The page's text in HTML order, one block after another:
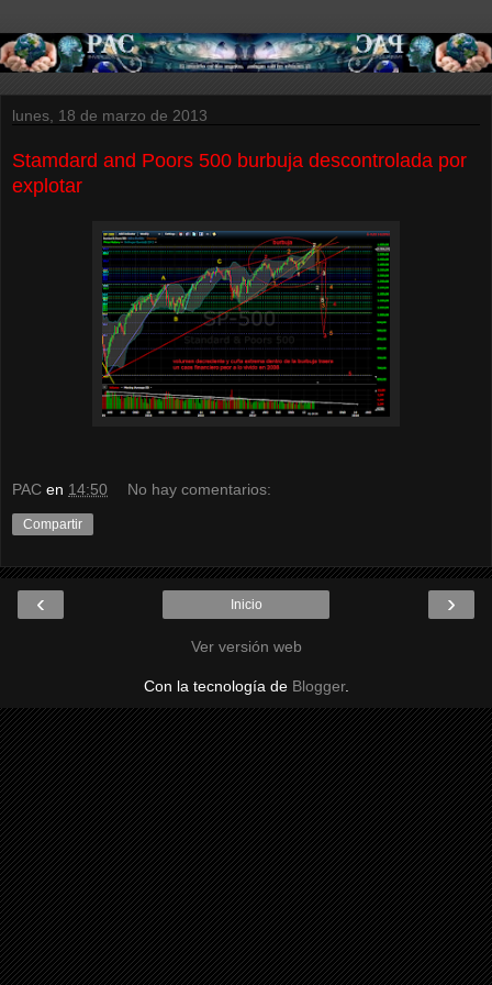
lunes, 18 de marzo de 2013
Stamdard and Poors 500 burbuja descontrolada por
explotar
PAC en 14:50 No hay comentarios:
Compartir
‹ ›
Inicio
Ver versión web
Con la tecnología de Blogger.